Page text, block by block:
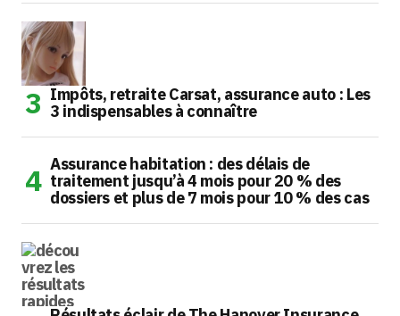
Impôts, retraite Carsat, assurance auto : Les
3 indispensables à connaître
Assurance habitation : des délais de
traitement jusqu’à 4 mois pour 20 % des
dossiers et plus de 7 mois pour 10 % des cas